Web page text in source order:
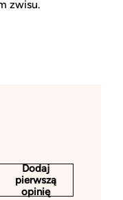
zwisu.
Dodaj
pierwszą
opinię